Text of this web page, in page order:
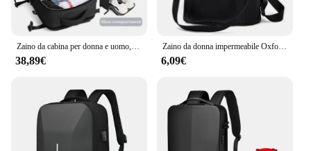
38,89€
Zaino da donna impermeabile Oxford Zaino da scuola antifurto alla moda Borsa a tracolla da viaggio femminile di design di lusso di grande capacità
6,09€